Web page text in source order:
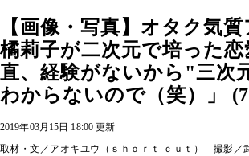
【画像・写真】オタク気質
橘莉子が二次元で培った恋
直、経験がないから"三次
わからないので（笑）」
2019年03月15日 18:00 更新
取材・文／アオキユウ（ｓｈｏｒｔ ｃｕｔ） 撮影／